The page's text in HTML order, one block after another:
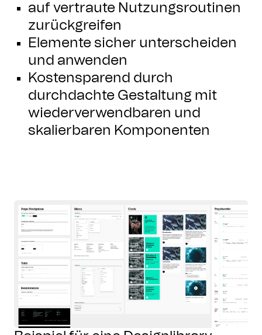
auf vertraute Nutzungsroutinen
zurückgreifen
Elemente sicher unterscheiden
und anwenden
Kostensparend durch
durchdachte Gestaltung mit
wiederverwendbaren und
skalierbaren Komponenten